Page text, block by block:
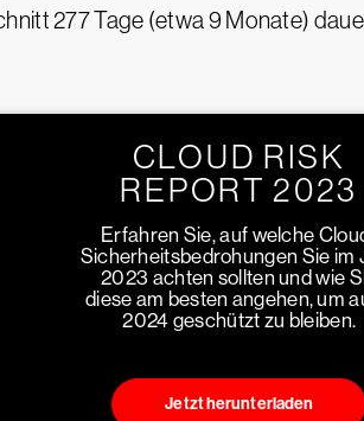
277 Tage (etwa 9 Monate)
CLOUD RISK
REPORT 2023
Erfahren Sie, auf welche
Sicherheitsbedrohungen Sie im
2023 achten sollten und wie
diese am besten angehen, um
2024 geschützt zu bleiben.
Jetzt herunterladen